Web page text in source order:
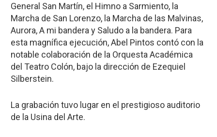
General San Martín, el Himno a Sarmiento, la
Marcha de San Lorenzo, la Marcha de las Malvinas,
Aurora, A mi bandera y Saludo a la bandera. Para
esta magnífica ejecución, Abel Pintos contó con la
notable colaboración de la Orquesta Académica
del Teatro Colón, bajo la dirección de Ezequiel
Silberstein.
La grabación tuvo lugar en el prestigioso auditorio
de la Usina del Arte.